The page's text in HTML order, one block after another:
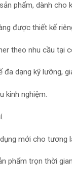
phẩm, dành cho
được thiết kế
theo nhu cầu tại
dạng kỹ lưỡng,
kinh nghiệm.
mới cho tương
phẩm trọn thời